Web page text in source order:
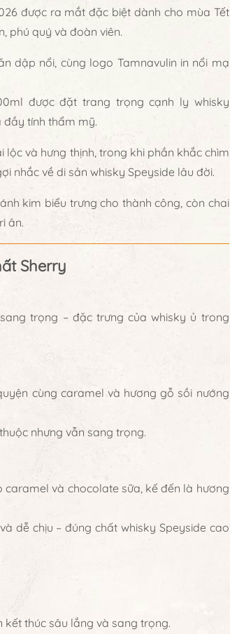
được ra mắt đặc biệt dành cho mùa Tết
phú quý và đoàn viên.
dập nổi, cùng logo Tamnavulin in nổi mạ
được đặt trang trọng cạnh ly whisky
đầy tính thẩm mỹ.
lộc và hưng thịnh, trong khi phần khắc chìm
nhắc về di sản whisky Speyside lâu đời.
kim biểu trưng cho thành công, còn chai
ân.
Sherry
trọng – đặc trưng của whisky ủ trong
cùng caramel và hương gỗ sồi nướng
nhưng vẫn sang trọng.
caramel và chocolate sữa, kế đến là hương
dễ chịu – đúng chất whisky Speyside cao
kết thúc sâu lắng và sang trọng.